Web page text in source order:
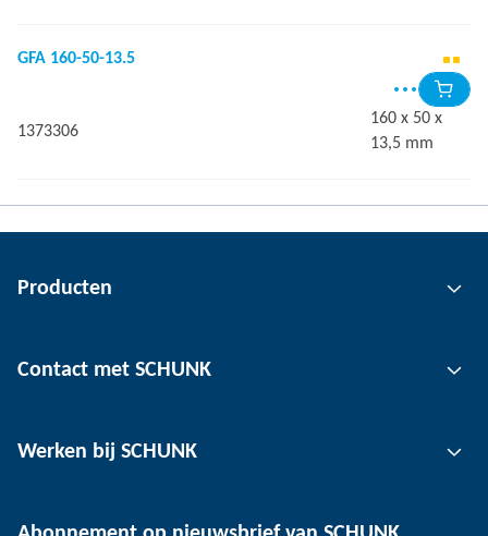
GFA 160-50-13.5
1373306
160 x 50 x
13,5 mm
Producten
Automatiseringstechnologie
Klemtechnologie voor werkstukken
Contact met SCHUNK
Locaties
Werken bij SCHUNK